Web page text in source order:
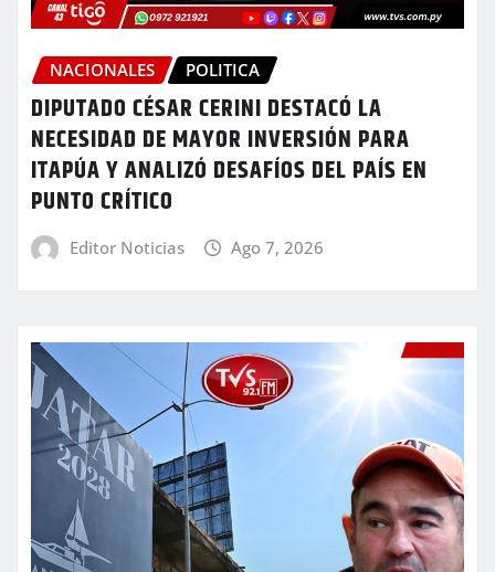
NACIONALES POLITICA
DIPUTADO CÉSAR CERINI DESTACÓ LA
NECESIDAD DE MAYOR INVERSIÓN PARA
ITAPÚA Y ANALIZÓ DESAFÍOS DEL PAÍS EN
PUNTO CRÍTICO
Editor Noticias Ago 7, 2026